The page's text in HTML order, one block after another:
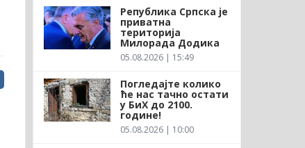
Република Српска је
приватна
територија
Милорада Додика
05.08.2026 | 15:49
Погледајте колико
ће нас тачно остати
у БиХ до 2100.
године!
05.08.2026 | 10:00